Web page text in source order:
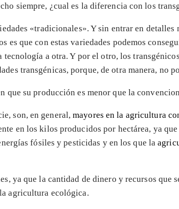
siempre, ¿cual es la diferencia con los
«tradicionales». Y sin entrar en detalles
que con estas variedades podemos
a otra. Y por el otro, los
transgénicas, porque, de otra manera, no
su producción es menor que la
son, en general,mayores en la agricultura
en los kilos producidos por hectárea, ya
fósiles y pesticidas y en los que la
ya que la cantidad de dinero y recursos que
agricultura ecológica.